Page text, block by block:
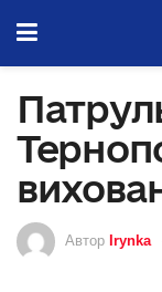
Автор Irynka